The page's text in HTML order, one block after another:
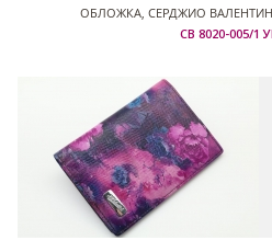
ОБЛОЖКА, СЕРДЖИО
СВ 8020-005/1